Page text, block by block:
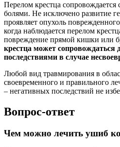
Перелом крестца
болями. Не исключено развитие
проявляет опухоль
когда наблюдается перелом
повреждение прямой кишки или
крестца может сопровождаться
последствиями в случае
Любой вид травмирования в
своевременного и правильного
– негативных последствий не
Вопрос-ответ
Чем можно лечить ушиб